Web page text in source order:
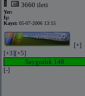
3660 ileti
Yer:
İş:
Kayıt: 05-07-2006 13:15
[+]
[+3][+5]
Saygınlık 148
[-]